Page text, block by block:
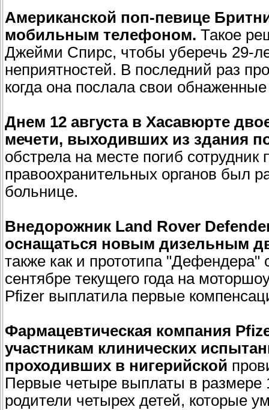
Американской поп-певице
мобильным телефоном. Такое
Джейми Спирс, чтобы уберечь 29-
неприятностей. В последний раз
когда она послала свои
Днем 12 августа в Хасавюрте
мечети, выходивших из здания
обстрела на месте погиб
правоохранительных органов был
больнице.
Внедорожник Land Rover
оснащаться новым дизельным
также как и прототипа "Дефендера"
сентябре текущего года на
Pfizer выплатила первые
Фармацевтическая компания
участникам клинических
проходивших в нигерийской
Первые четыре выплаты в
родители четырех детей, которые